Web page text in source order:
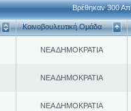
Βρέθηκαν 300
Κοινοβουλευτική Ομάδα
ΝΕΑ ΔΗΜΟΚΡΑΤΙΑ
ΝΕΑ ΔΗΜΟΚΡΑΤΙΑ
ΝΕΑ ΔΗΜΟΚΡΑΤΙΑ